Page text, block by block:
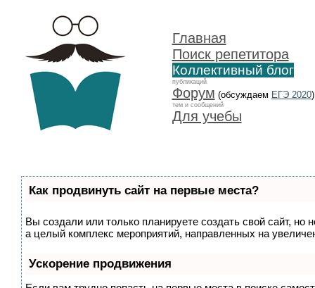
Главная
Поиск репетитора
Коллективный блог
публикаций
Форум (обсуждаем ЕГЭ 2020)
тем и сообщений
Для учебы
Как продвинуть сайт на первые места?
Вы создали или только планируете создать свой сайт, но
а целый комплекс мероприятий, направленных на
Ускорение продвижения